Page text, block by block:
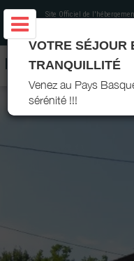
Site Officiel de
MAISON ELGARTEBERRIA -
VOTRE SÉJOUR
TRANQUILLITÉ
Venez au Pays
sérénité !!!